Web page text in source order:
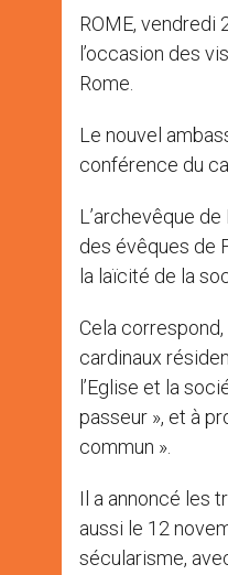
ROME, vendredi
l’occasion des
Rome.
Le nouvel
conférence du
L’archevêque
des évêques de
la laïcité de la
Cela
cardinaux
l’Eglise et la
passeur », et à
commun ».
Il a annoncé les
aussi le 12
sécularisme,